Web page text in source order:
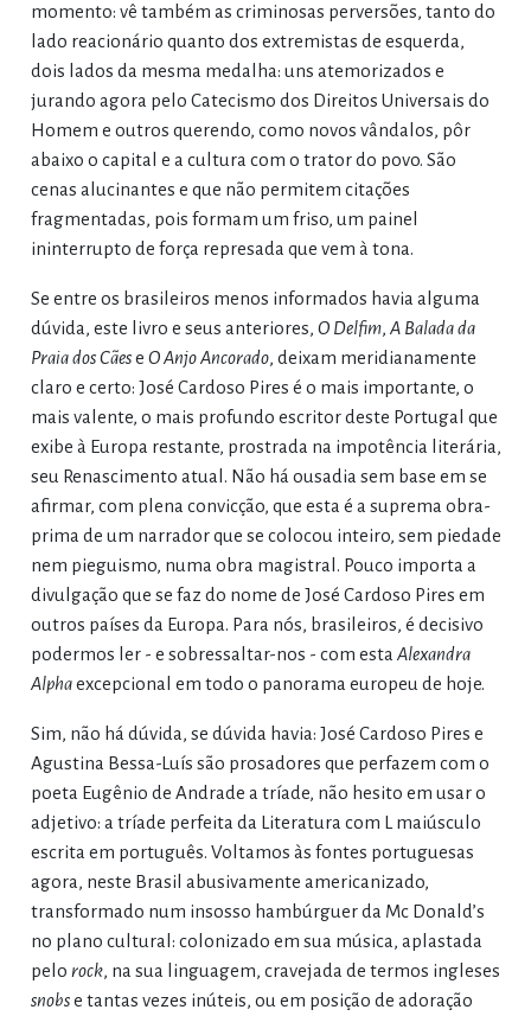
momento: vê também as criminosas perversões, tanto do
lado reacionário quanto dos extremistas de esquerda,
dois lados da mesma medalha: uns atemorizados e
jurando agora pelo Catecismo dos Direitos Universais do
Homem e outros querendo, como novos vândalos, pôr
abaixo o capital e a cultura com o trator do povo. São
cenas alucinantes e que não permitem citações
fragmentadas, pois formam um friso, um painel
ininterrupto de força represada que vem à tona.
Se entre os brasileiros menos informados havia alguma
dúvida, este livro e seus anteriores, O Delfim, A Balada da
Praia dos Cãese O Anjo Ancorado, deixam meridianamente
claro e certo: José Cardoso Pires é o mais importante, o
mais valente, o mais profundo escritor deste Portugal que
exibe à Europa restante, prostrada na impotência literária,
seu Renascimento atual. Não há ousadia sem base em se
afirmar, com plena convicção, que esta é a suprema obra-
prima de um narrador que se colocou inteiro, sem piedade
nem pieguismo, numa obra magistral. Pouco importa a
divulgação que se faz do nome de José Cardoso Pires em
outros países da Europa. Para nós, brasileiros, é decisivo
podermos ler - e sobressaltar-nos - com esta Alexandra
Alphaexcepcional em todo o panorama europeu de hoje.
Sim, não há dúvida, se dúvida havia: José Cardoso Pires e
Agustina Bessa-Luís são prosadores que perfazem com o
poeta Eugênio de Andrade a tríade, não hesito em usar o
adjetivo: a tríade perfeita da Literatura com L maiúsculo
escrita em português. Voltamos às fontes portuguesas
agora, neste Brasil abusivamente americanizado,
transformado num insosso hambúrguer da Mc Donald’s
no plano cultural: colonizado em sua música, aplastada
pelo rock, na sua linguagem, cravejada de termos ingleses
snobse tantas vezes inúteis, ou em posição de adoração